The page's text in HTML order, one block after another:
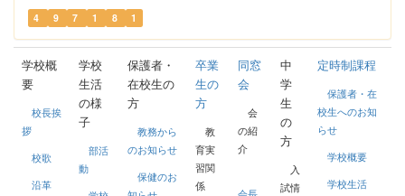
4 9 7 1 8 1
学校概
要
校長挨
拶
校歌
沿革
学校
生活
の様
子
部活
動
保護者・
在校生の
方
教務から
のお知らせ
保健のお
卒業
生の
方
教
育実
習関
係
同窓
会
会
の紹
介
中
学
生
の
方
入
試情
定時制課程
保護者・在
校生へのお知
らせ
学校概要
学校生活